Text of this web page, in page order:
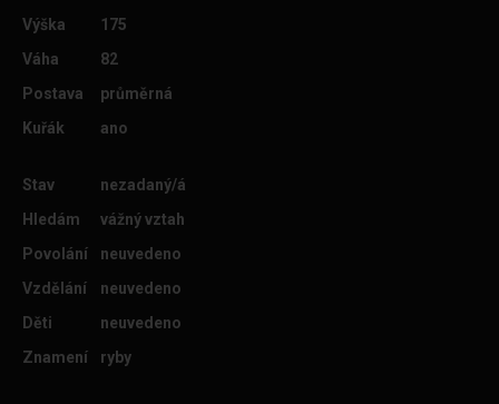
Výška
175
Váha
82
Postava
průměrná
Kuřák
ano
Stav
nezadaný/á
Hledám
vážný vztah
Povolání
neuvedeno
Vzdělání
neuvedeno
Děti
neuvedeno
Znamení
ryby